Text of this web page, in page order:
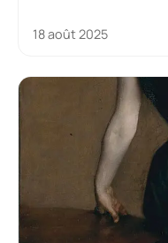
18 août 2025